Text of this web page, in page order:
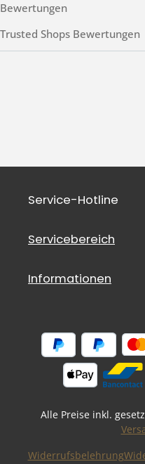
Bewertungen
Trusted Shops Bewertungen
Service-Hotline
Servicebereich
Informationen
Alle Preise inkl.
Widerrufsbelehrung